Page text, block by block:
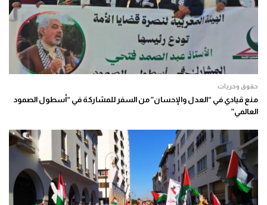
حقوق وحريات
منع قيادي في “العدل والإحسان” من السفر للمشاركة في “أسطول الصمود
العالمي”